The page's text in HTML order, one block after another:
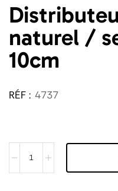
naturel /
10cm
RÉF : 4737